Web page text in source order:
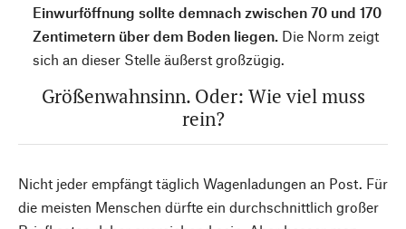
Einwurföffnung sollte demnach zwischen 70 und 170
Zentimetern über dem Boden liegen. Die Norm zeigt
sich an dieser Stelle äußerst großzügig.
Größenwahnsinn. Oder: Wie viel muss
rein?
Nicht jeder empfängt täglich Wagenladungen an Post. Für
die meisten Menschen dürfte ein durchschnittlich großer